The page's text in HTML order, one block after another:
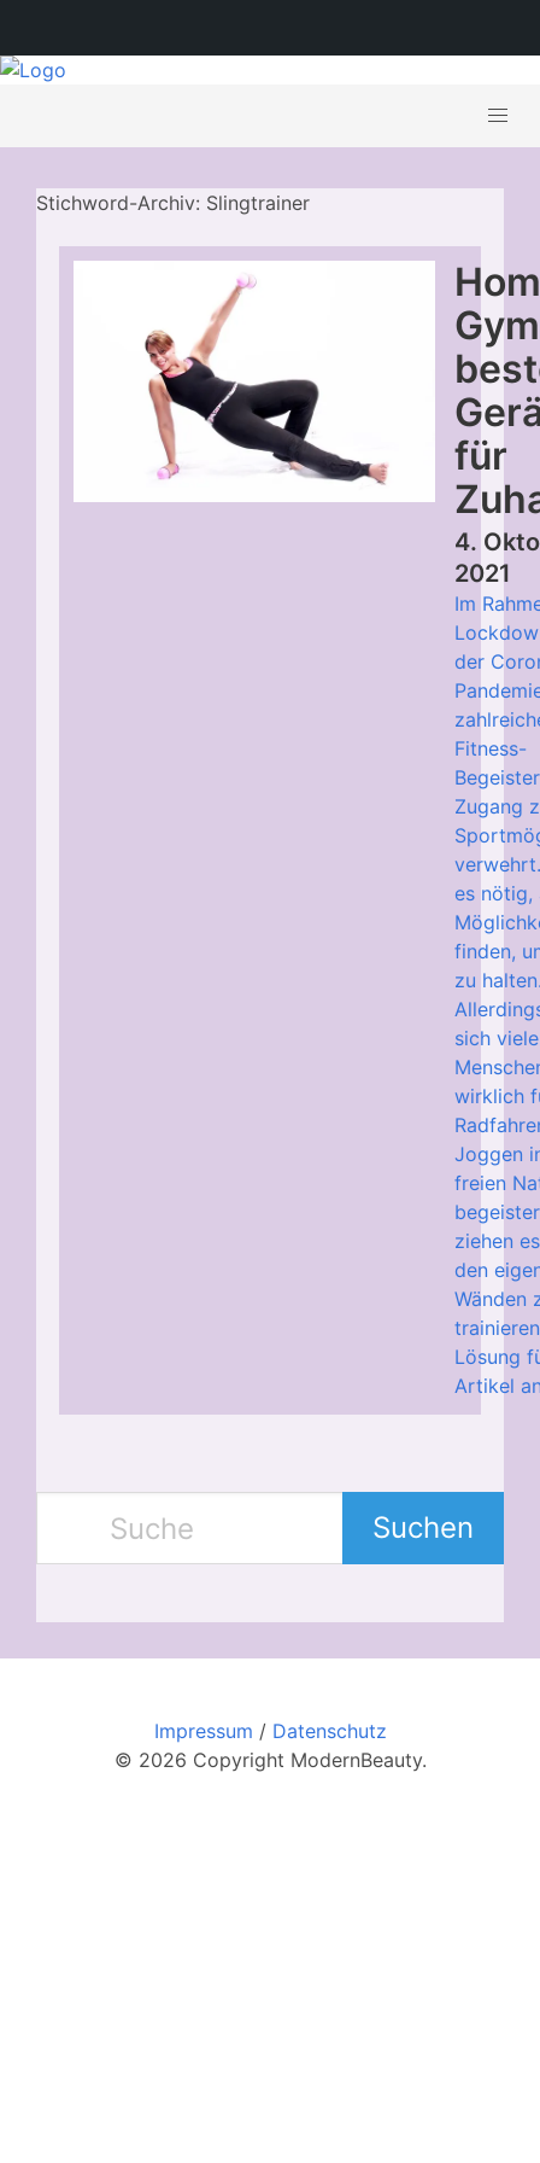
Stichword-Archiv: Slingtrainer
für
4.
2021
Im
der
Fitness-
Zugang
es nötig,
finden,
zu
sich viele
wirklich
Joggen
freien
ziehen
den
Wänden
Lösung
Artikel
Suchen
Impressum / Datenschutz
© 2026 Copyright ModernBeauty.